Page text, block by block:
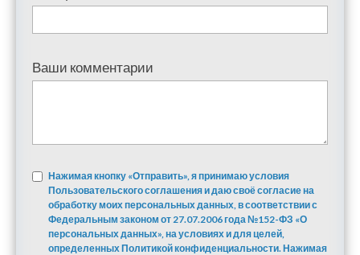
Ваши комментарии
Нажимая кнопку «Отправить», я принимаю условия
Пользовательского соглашения и даю своё согласие на
обработку моих персональных данных, в соответствии с
Федеральным законом от 27.07.2006 года №152-ФЗ «О
персональных данных», на условиях и для целей,
определенных Политикой конфиденциальности. Нажимая